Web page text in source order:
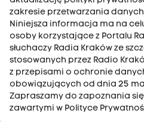
the:blog
Mieszkania w Krakowie
Darmowe ogłoszenia
Sklep z kosmetykami tolpa.pl
zakresie przetwarzania
Niniejsza informacja ma na
osoby korzystające z Portalu
słuchaczy Radia Kraków ze
stosowanych przez Radio
z przepisami o ochronie
obowiązujących od dnia 25
Zapraszamy do zapoznania
zawartymi w Polityce